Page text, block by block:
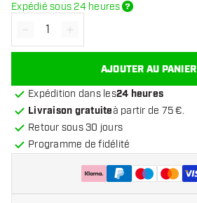
Expédié sous 24 heures
Diminuer la quantité
- Augmenter la quantité
+
AJOUTER AU PANIER
Expédition dans les24 heures
Livraison gratuiteà partir de 75 €.
Retour sous 30 jours
Programme de fidélité